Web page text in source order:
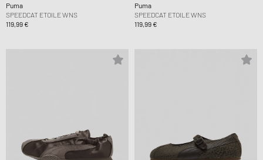
Puma
SPEEDCAT ETOILE WNS
119,99 €
Puma
SPEEDCAT ETOILE WNS
119,99 €